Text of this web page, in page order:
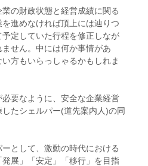
の財政状態と経営成績に関る
進めなければ頂上には辿りつ
定していた行程を修正しなが
せん。中には何か事情があ
方もいらっしゃるかもしれま
要なように、安全な企業経営
たシェルパー(道先案内人)の同
として、激動の時代における
展」「安定」「移行」を目指